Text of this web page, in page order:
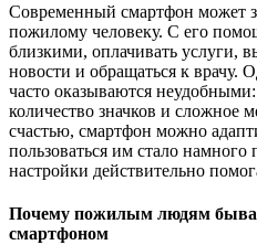
Современный смартфон может
пожилому человеку. С его
близкими, оплачивать услуги,
новости и обращаться к врачу.
часто оказываются
количество значков и
счастью, смартфон можно
пользоваться им стало намного
настройки действительно
Почему пожилым людям
смартфоном